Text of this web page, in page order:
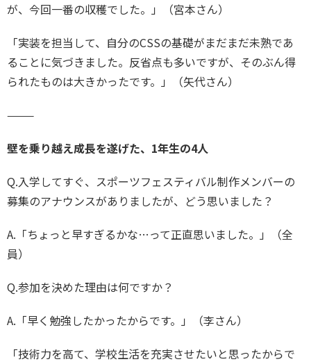
が、今回一番の収穫でした。」（宮本さん）
「実装を担当して、自分のCSSの基礎がまだまだ未熟であ
ることに気づきました。反省点も多いですが、そのぶん得
られたものは大きかったです。」（矢代さん）
⸻
壁を乗り越え成長を遂げた、1年生の4人
Q.入学してすぐ、スポーツフェスティバル制作メンバーの
募集のアナウンスがありましたが、どう思いました？
A.「ちょっと早すぎるかな…って正直思いました。」（全
員）
Q.参加を決めた理由は何ですか？
A.「早く勉強したかったからです。」（李さん）
「技術力を高て、学校生活を充実させたいと思ったからで